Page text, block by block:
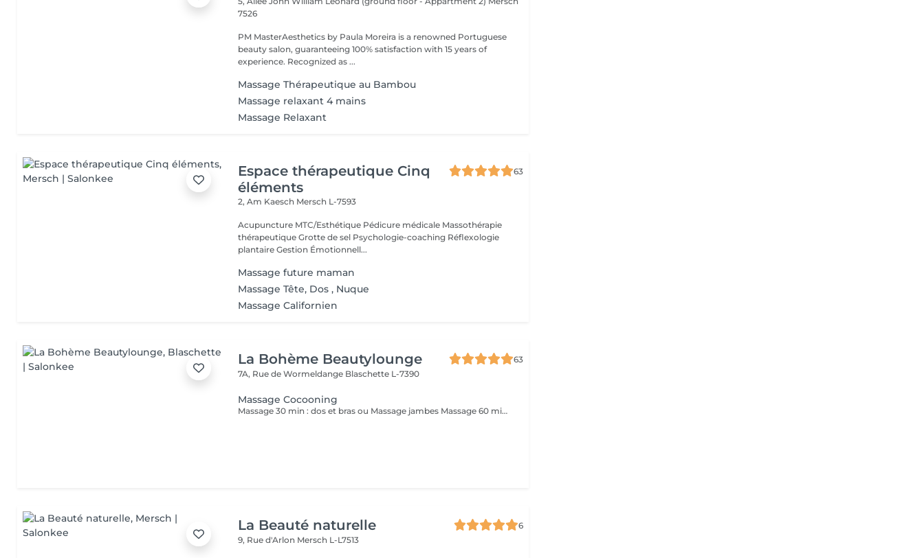
7526
PM MasterAesthetics by Paula Moreira is a renowned Portuguese
beauty salon, guaranteeing 100% satisfaction with 15 years of
experience. Recognized as ...
Massage Thérapeutique au Bambou
Massage relaxant 4 mains
Massage Relaxant
Espace thérapeutique Cinq
éléments
63
2, Am Kaesch Mersch L-7593
Acupuncture MTC/Esthétique Pédicure médicale Massothérapie
thérapeutique Grotte de sel Psychologie-coaching Réflexologie
plantaire Gestion Émotionnell...
Massage future maman
Massage Tête, Dos , Nuque
Massage Californien
La Bohème Beautylounge
63
7A, Rue de Wormeldange Blaschette L-7390
Massage Cocooning
Massage 30 min : dos et bras ou Massage jambes Massage 60 min dos, bras, jambes *Durée incluant préparation du client et fin de séance ( 10/15 min)*
La Beauté naturelle
6
9, Rue d'Arlon Mersch L-L7513